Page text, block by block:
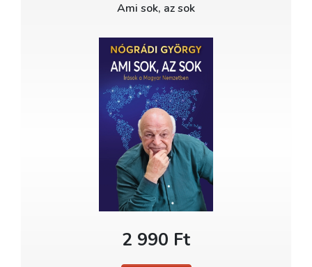
Ami sok, az sok
2 990 Ft